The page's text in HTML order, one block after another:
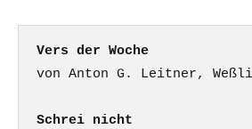
Vers der Woche
Schrei nicht